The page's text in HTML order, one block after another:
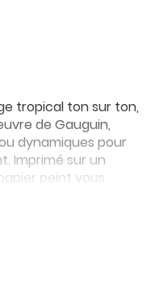
tropical ton sur ton,
de Gauguin,
dynamiques pour
Imprimé sur un
peint vous
facile et une